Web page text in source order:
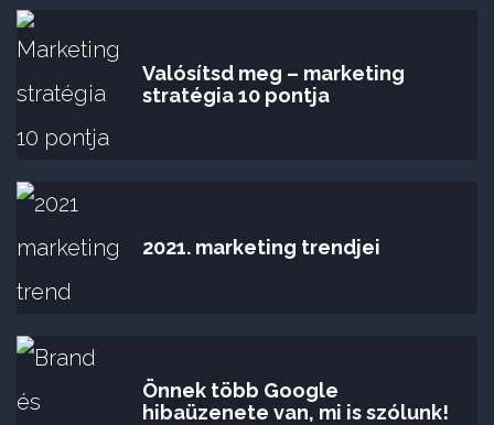
Valósítsd meg – marketing
stratégia 10 pontja
2021. marketing trendjei
Önnek több Google
hibaüzenete van, mi is szólunk!